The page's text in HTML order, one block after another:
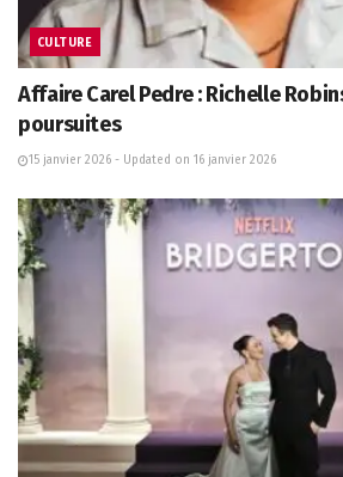
CULTURE
Affaire Carel Pedre : Richelle
poursuites
15 janvier 2026 - Updated on 16 janvier 2026